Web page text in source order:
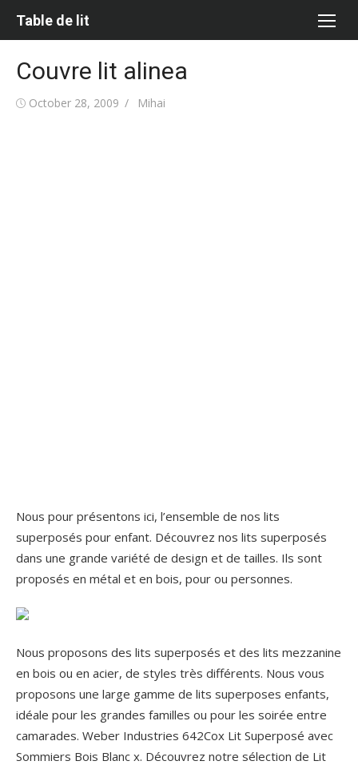
Table de lit
Couvre lit alinea
Posted
October 28, 2009 Author
Mihai
Nous pour présentons ici, l’ensemble de nos lits
superposés pour enfant. Découvrez nos lits superposés
dans une grande variété de design et de tailles. Ils sont
proposés en métal et en bois, pour ou personnes.
Nous proposons des lits superposés et des lits mezzanine
en bois ou en acier, de styles très différents. Nous vous
proposons une large gamme de lits superposes enfants,
idéale pour les grandes familles ou pour les soirée entre
camarades. Weber Industries 642Cox Lit Superposé avec
Sommiers Bois Blanc x. Découvrez notre sélection de Lit